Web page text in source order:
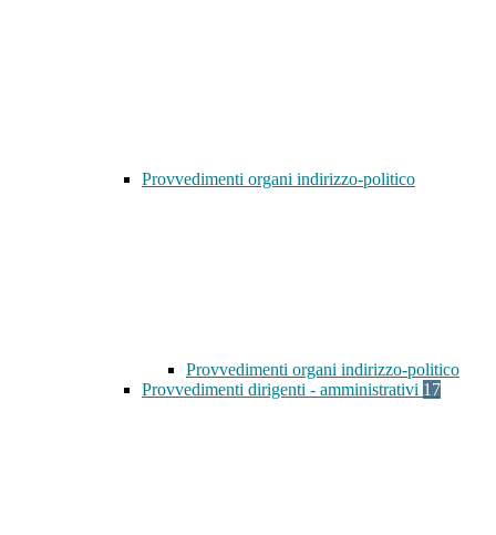
Provvedimenti organi indirizzo-politico
Provvedimenti organi indirizzo-politico
Provvedimenti dirigenti - amministrativi 17